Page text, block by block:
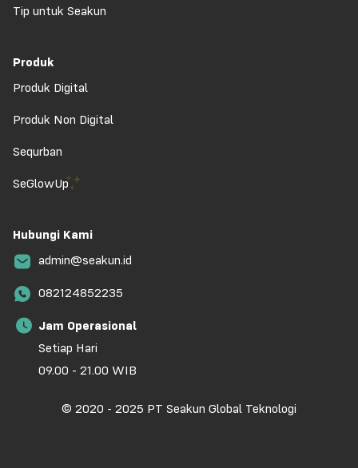
Tip untuk Seakun
Produk
Produk Digital
Produk Non Digital
Sequrban
SeGlowUp
Hubungi Kami
admin@seakun.id
082124852235
Jam Operasional
Setiap Hari
09.00 - 21.00 WIB
© 2020 - 2025 PT Seakun Global Teknologi